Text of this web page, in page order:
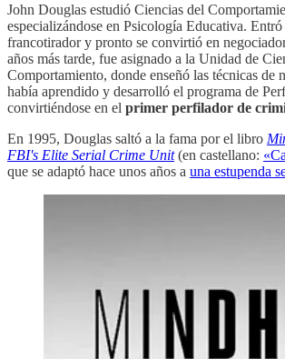
John Douglas estudió Ciencias del
especializándose en Psicología Educativa.
francotirador y pronto se convirtió en
años más tarde, fue asignado a la Unidad de
Comportamiento, donde enseñó las técnicas de
había aprendido y desarrolló el programa de
convirtiéndose en el primer perfilador de
En 1995, Douglas saltó a la fama por el libro
FBI's Elite Serial Crime Unit(en castellano:
que se adaptó hace unos años a una estupenda